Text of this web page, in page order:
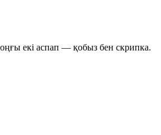
екі аспап — қобыз бен скрипка.